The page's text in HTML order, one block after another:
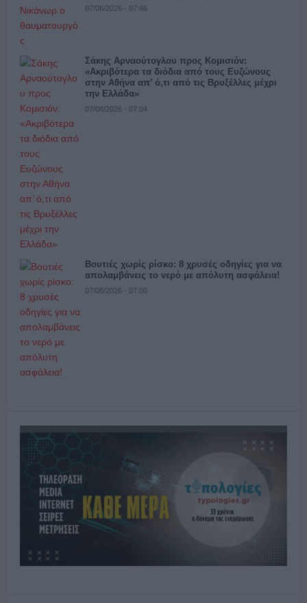
07/08/2026 - 07:46
Σάκης Αρναούτογλου προς Κομισιόν:
«Ακριβότερα τα διόδια από τους Ευζώνους
στην Αθήνα απ’ ό,τι από τις Βρυξέλλες μέχρι
την Ελλάδα»
07/08/2026 - 07:04
Βουτιές χωρίς ρίσκο: 8 χρυσές οδηγίες για να
απολαμβάνεις το νερό με απόλυτη ασφάλεια!
07/08/2026 - 07:00